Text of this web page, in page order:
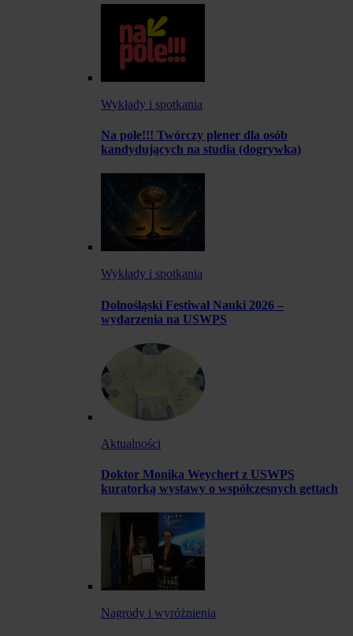
Wykłady i spotkania
Na pole!!! Twórczy plener dla osób
kandydujących na studia (dogrywka)
Wykłady i spotkania
Dolnośląski Festiwal Nauki 2026 –
wydarzenia na USWPS
Aktualności
Doktor Monika Weychert z USWPS
kuratorką wystawy o współczesnych gettach
Nagrody i wyróżnienia